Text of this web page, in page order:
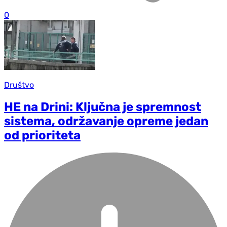
0
Društvo
HE na Drini: Ključna je spremnost
sistema, održavanje opreme jedan
od prioriteta